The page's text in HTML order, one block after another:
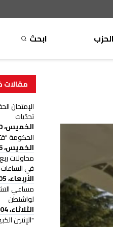
الحزب ابحث
مقالات
تحدّيات
الخميس، 20 شباط 2025
الحكومة
الخميس، 06 شباط 2025
محاولات
في
الأربعاء، 05 شباط 2025
مساعي
لواشنطن
الثلاثاء، 04 شباط 2025
"الإثنين